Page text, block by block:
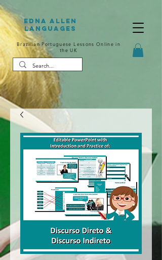
Edna Allen
Languages
Brazilian Portuguese Lessons Online in
the UK